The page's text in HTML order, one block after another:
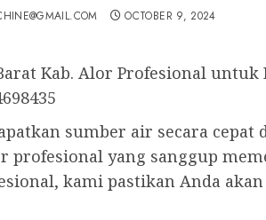
OCTOBER 9, 2024
Kab. Alor Profesional
sumber air secara cepat
profesional yang sanggup
kami pastikan Anda